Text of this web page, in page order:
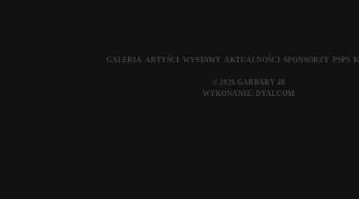
GALERIA ARTYŚCI WYSTAWY AKTUALNOŚCI SPONSORZY PSPS
© 2026 GARBARY 48
WYKONANIE: DYALCOM